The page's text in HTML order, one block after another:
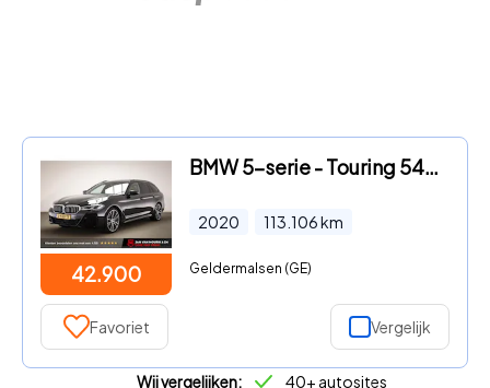
42.900
BMW 5-serie - Touring 540i xDrive High Executive | LASER LED | HEAD UP | P
2020 113.106km
Geldermalsen (GE)
Favoriet Vergelijk
Wij vergelijken: 40+ autosites